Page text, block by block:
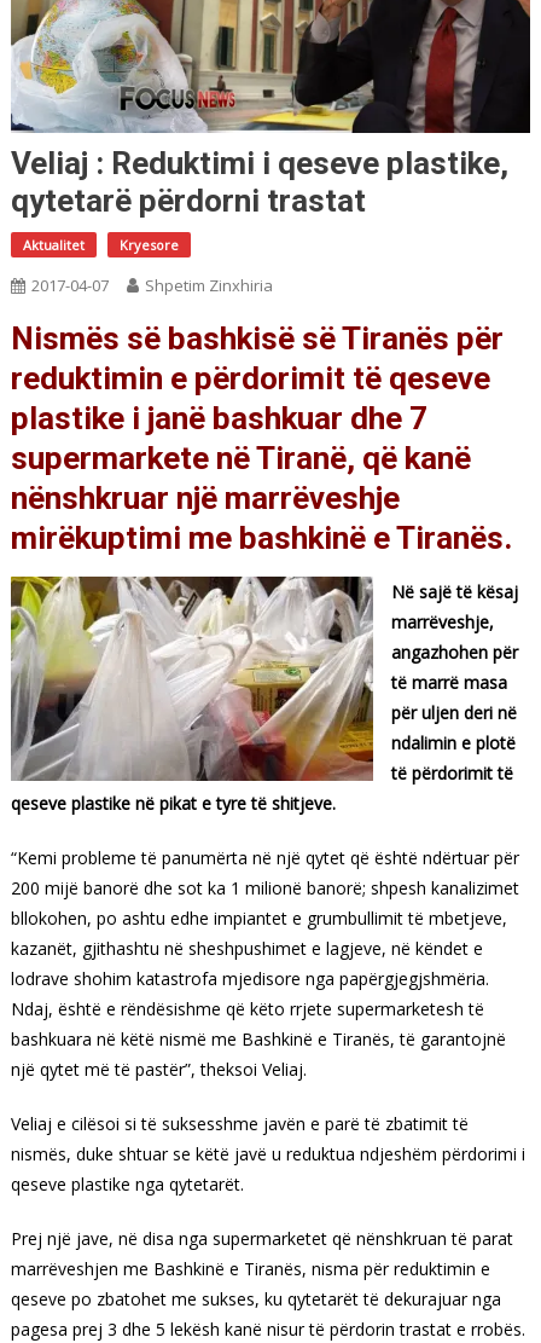
Veliaj : Reduktimi i qeseve plastike,
qytetarë përdorni trastat
Aktualitet Kryesore
2017-04-07 Shpetim Zinxhiria
Nismës së bashkisë së Tiranës për
reduktimin e përdorimit të qeseve
plastike i janë bashkuar dhe 7
supermarkete në Tiranë, që kanë
nënshkruar një marrëveshje
mirëkuptimi me bashkinë e Tiranës.
Në sajë të kësaj
marrëveshje,
angazhohen për
të marrë masa
për uljen deri në
ndalimin e plotë
të përdorimit të
qeseve plastike në pikat e tyre të shitjeve.
“Kemi probleme të panumërta në një qytet që është ndërtuar për
200 mijë banorë dhe sot ka 1 milionë banorë; shpesh kanalizimet
bllokohen, po ashtu edhe impiantet e grumbullimit të mbetjeve,
kazanët, gjithashtu në sheshpushimet e lagjeve, në këndet e
lodrave shohim katastrofa mjedisore nga papërgjegjshmëria.
Ndaj, është e rëndësishme që këto rrjete supermarketesh të
bashkuara në këtë nismë me Bashkinë e Tiranës, të garantojnë
një qytet më të pastër”, theksoi Veliaj.
Veliaj e cilësoi si të suksesshme javën e parë të zbatimit të
nismës, duke shtuar se këtë javë u reduktua ndjeshëm përdorimi i
qeseve plastike nga qytetarët.
Prej një jave, në disa nga supermarketet që nënshkruan të parat
marrëveshjen me Bashkinë e Tiranës, nisma për reduktimin e
qeseve po zbatohet me sukses, ku qytetarët të dekurajuar nga
pagesa prej 3 dhe 5 lekësh kanë nisur të përdorin trastat e rrobës.